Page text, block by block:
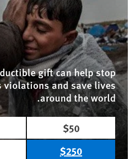
gift can help stop
violations and save lives
around the world.
$50
$250